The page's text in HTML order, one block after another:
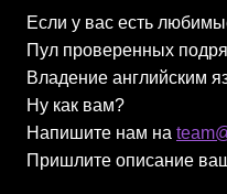
Если у вас есть
Пул проверенных
Владение английским
Ну как вам?
Напишите нам на
Пришлите описание